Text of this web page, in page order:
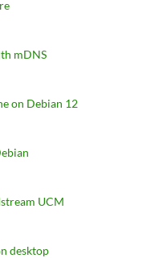
mDNS
on Debian 12
UCM
desktop